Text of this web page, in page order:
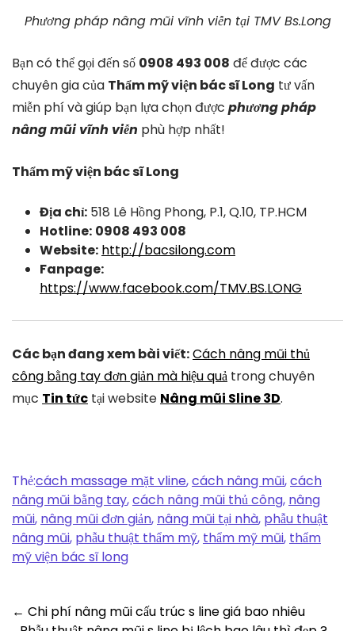
Phương pháp nâng mũi vĩnh viễn tại TMV Bs.Long
Bạn có thể gọi đến số 0908 493 008 để được các
chuyên gia của Thẩm mỹ viện bác sĩ Long tư vấn
miễn phí và giúp bạn lựa chọn được phương pháp
nâng mũi vĩnh viễn phù hợp nhất!
Thẩm mỹ viện bác sĩ Long
Địa chỉ: 518 Lê Hồng Phong, P.1, Q.10, TP.HCM
Hotline: 0908 493 008
Website: http://bacsilong.com
Fanpage:
https://www.facebook.com/TMV.BS.LONG
Các bạn đang xem bài viết:Cách nâng mũi thủ
công bằng tay đơn giản mà hiệu quả trong chuyên
mục Tin tức tại website Nâng mũi Sline 3D.
Thẻ:cách massage mặt vline,cách nâng mũi,cách
nâng mũi bằng tay,cách nâng mũi thủ công, nâng
mũi, nâng mũi đơn giản, nâng mũi tại nhà, phẫu thuật
nâng mũi, phẫu thuật thẩm mỹ, thẩm mỹ mũi, thẩm
mỹ viện bác sĩ long
Post
← Chi phí nâng mũi cấu trúc s line giá bao nhiêu